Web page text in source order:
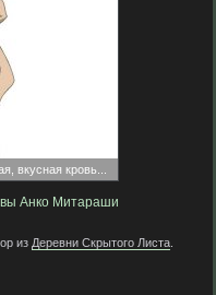
вкусная кровь...
Анко Митараши
из Деревни Скрытого Листа